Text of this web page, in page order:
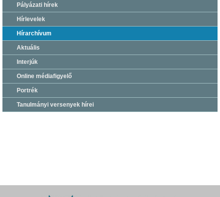
Pályázati hírek
Hírlevelek
Hírarchívum
Aktuális
Interjúk
Online médiafigyelő
Portrék
Tanulmányi versenyek hírei